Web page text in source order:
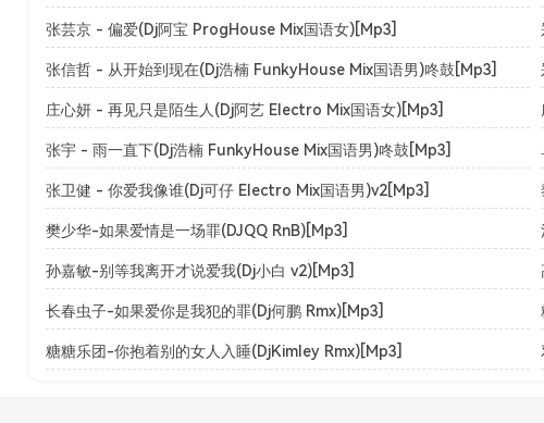
张芸京 - 偏爱(Dj阿宝 ProgHouse Mix国语女)[Mp3]
张信哲 - 从开始到现在(Dj浩楠 FunkyHouse Mix国语男)咚鼓[Mp3]
庄心妍 - 再见只是陌生人(Dj阿艺 Electro Mix国语女)[Mp3]
张宇 - 雨一直下(Dj浩楠 FunkyHouse Mix国语男)咚鼓[Mp3]
张卫健 - 你爱我像谁(Dj可仔 Electro Mix国语男)v2[Mp3]
樊少华-如果爱情是一场罪(DJQQ RnB)[Mp3]
孙嘉敏-别等我离开才说爱我(Dj小白 v2)[Mp3]
长春虫子-如果爱你是我犯的罪(Dj何鹏 Rmx)[Mp3]
糖糖乐团-你抱着别的女人入睡(DjKimley Rmx)[Mp3]